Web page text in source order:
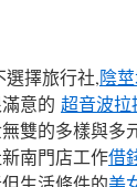
擇旅行社,陰
意的 超音波拉
雙的多樣與多
南門店工作借